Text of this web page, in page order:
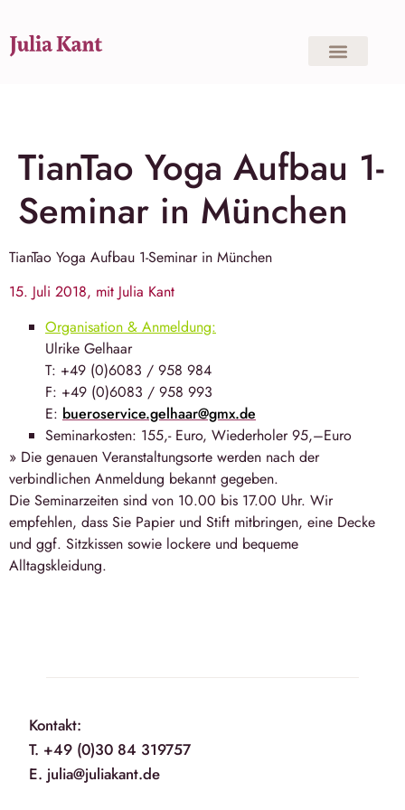
TianTao Yoga Aufbau 1-
Seminar in München
TianTao Yoga Aufbau 1-Seminar in München
15. Juli 2018, mit Julia Kant
Organisation & Anmeldung:
Ulrike Gelhaar
T: +49 (0)6083 / 958 984
F: +49 (0)6083 / 958 993
E: bueroservice.gelhaar@gmx.de
Seminarkosten: 155,- Euro, Wiederholer 95,–Euro
» Die genauen Veranstaltungsorte werden nach der
verbindlichen Anmeldung bekannt gegeben.
Die Seminarzeiten sind von 10.00 bis 17.00 Uhr. Wir
empfehlen, dass Sie Papier und Stift mitbringen, eine Decke
und ggf. Sitzkissen sowie lockere und bequeme
Alltagskleidung.
Kontakt:
T. +49 (0)30 84 319757
E. julia@juliakant.de